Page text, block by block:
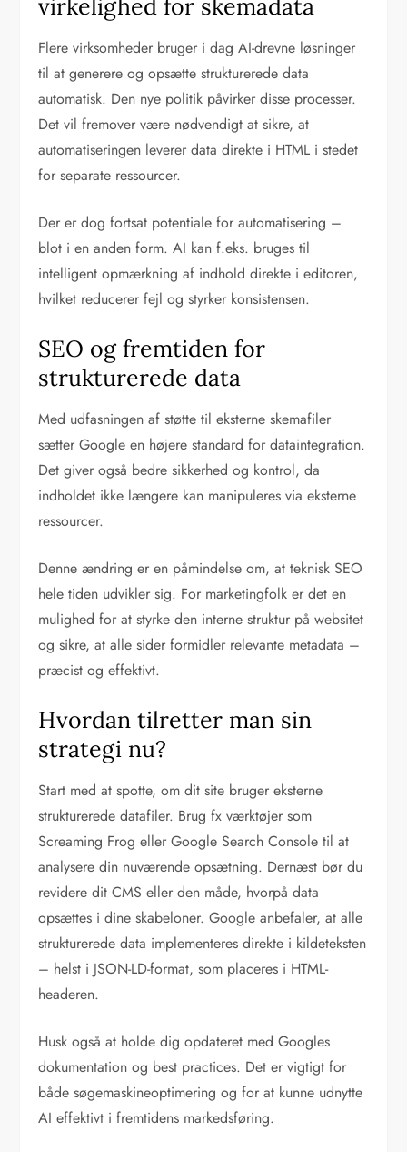
virkelighed for skemadata
Flere virksomheder bruger i dag AI-drevne løsninger
til at generere og opsætte strukturerede data
automatisk. Den nye politik påvirker disse processer.
Det vil fremover være nødvendigt at sikre, at
automatiseringen leverer data direkte i HTML i stedet
for separate ressourcer.
Der er dog fortsat potentiale for automatisering –
blot i en anden form. AI kan f.eks. bruges til
intelligent opmærkning af indhold direkte i editoren,
hvilket reducerer fejl og styrker konsistensen.
SEO og fremtiden for
strukturerede data
Med udfasningen af støtte til eksterne skemafiler
sætter Google en højere standard for dataintegration.
Det giver også bedre sikkerhed og kontrol, da
indholdet ikke længere kan manipuleres via eksterne
ressourcer.
Denne ændring er en påmindelse om, at teknisk SEO
hele tiden udvikler sig. For marketingfolk er det en
mulighed for at styrke den interne struktur på websitet
og sikre, at alle sider formidler relevante metadata –
præcist og effektivt.
Hvordan tilretter man sin
strategi nu?
Start med at spotte, om dit site bruger eksterne
strukturerede datafiler. Brug fx værktøjer som
Screaming Frog eller Google Search Console til at
analysere din nuværende opsætning. Dernæst bør du
revidere dit CMS eller den måde, hvorpå data
opsættes i dine skabeloner. Google anbefaler, at alle
strukturerede data implementeres direkte i kildeteksten
– helst i JSON-LD-format, som placeres i HTML-
headeren.
Husk også at holde dig opdateret med Googles
dokumentation og best practices. Det er vigtigt for
både søgemaskineoptimering og for at kunne udnytte
AI effektivt i fremtidens markedsføring.